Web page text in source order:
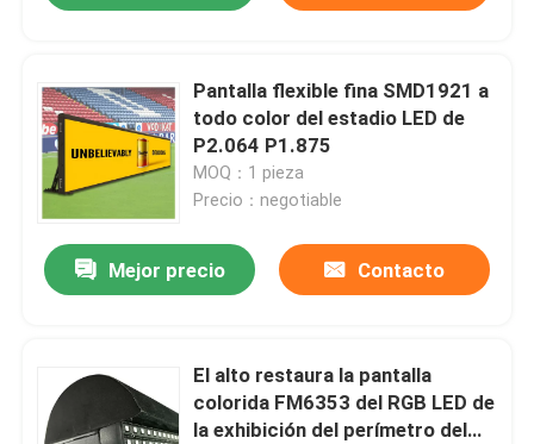
Pantalla flexible fina SMD1921 a
todo color del estadio LED de
P2.064 P1.875
MOQ：1 pieza
Precio：negotiable
Mejor precio Contacto
El alto restaura la pantalla
colorida FM6353 del RGB LED de
la exhibición del perímetro del